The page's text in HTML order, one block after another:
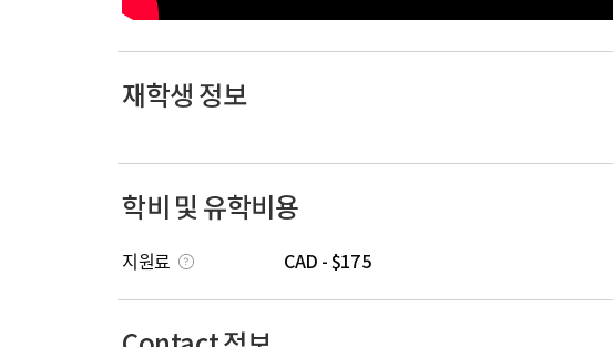
재학생 정보
학비 및 유학비용
지원료 CAD - $175